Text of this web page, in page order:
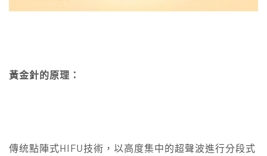
黃金針 的原理 ：
傳统點陣式HIFU技術，以高度集中的超聲波進行分段式